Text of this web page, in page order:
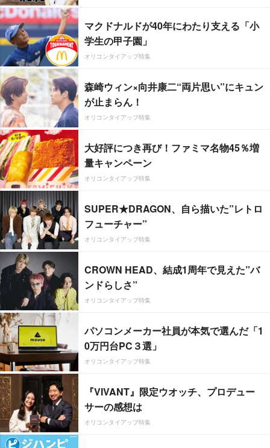
マクドナルドが40年にわたり支える「小
学生の甲子園」
オリコンタイアップ特集
森崎ウィン×向井康二“両片思い”にキュン
が止まらん！
オリコンタイアップ特集
大好評につき再び！ファミマ名物45％増
量キャンペーン
オリコンタイアップ特集
SUPER★DRAGON、自ら描いた”レトロ
フューチャー”
オリコンタイアップ特集
CROWN HEAD、結成1周年で見えた”バ
ンドらしさ”
オリコンタイアップ特集
パソコンメーカー社員が本気で選んだ「1
0万円台PC３選」
オリコンタイアップ特集
『VIVANT』限定ウオッチ、プロデュー
サーの感想は
オリコンタイアップ特集